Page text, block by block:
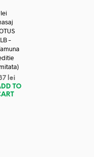
–
lei
TO